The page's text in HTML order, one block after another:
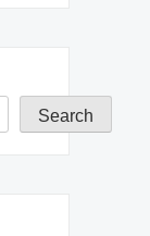
Search